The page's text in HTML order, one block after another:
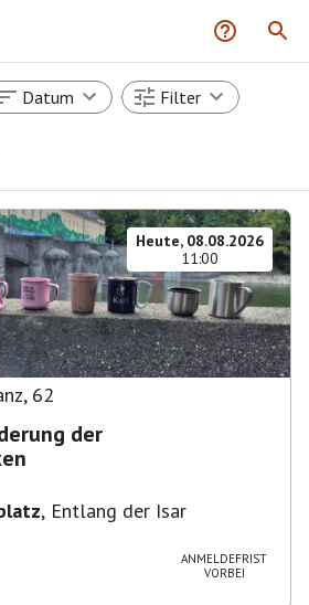
Datum Filter
Heute, 08.08.2026
11:00
, 62
der
, Entlang der Isar
ANMELDEFRIST
VORBEI